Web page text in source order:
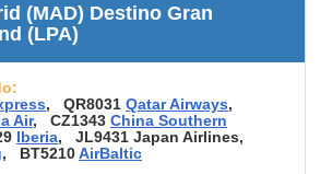
(MAD) Destino Gran
(LPA)
, QR8031 Qatar Airways,
Air, CZ1343 China Southern
Iberia, JL9431 Japan Airlines,
, BT5210AirBaltic